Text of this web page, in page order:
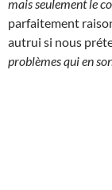
mais seulement le
parfaitement
autrui si nous
problèmes qui en